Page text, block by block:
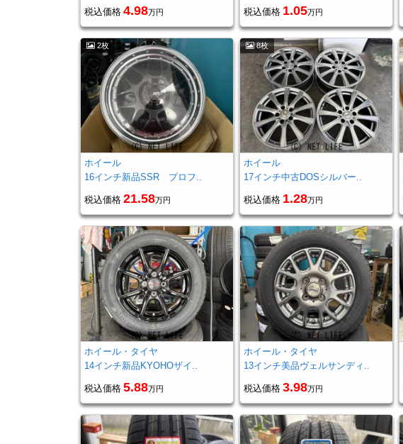
税込価格 4.98万円 税込価格 1.05万円
2枚
ホイール
16インチ新品SSR プロフ..
税込価格 21.58万円
8枚
ホイール
17インチ中古DOSシルバー..
税込価格 1.28万円
ホイール・タイヤ
14インチ新品KYOHOザイ..
税込価格 5.88万円
ホイール・タイヤ
13インチ美品ヴェルサンディ..
税込価格 3.98万円